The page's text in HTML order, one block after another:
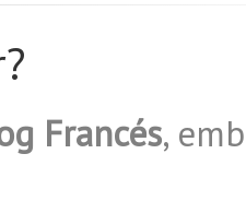
Francés,